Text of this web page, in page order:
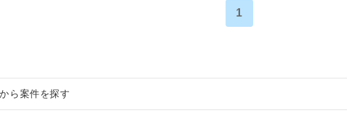
1
ら案件を探す